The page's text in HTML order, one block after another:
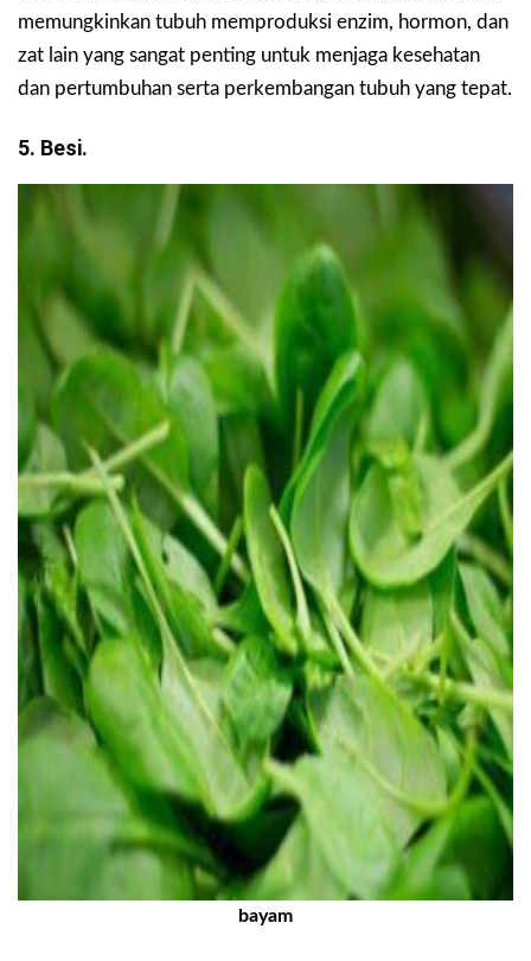
memungkinkan tubuh memproduksi enzim, hormon, dan
zat lain yang sangat penting untuk menjaga kesehatan
dan pertumbuhan serta perkembangan tubuh yang tepat.
5. Besi.
bayam